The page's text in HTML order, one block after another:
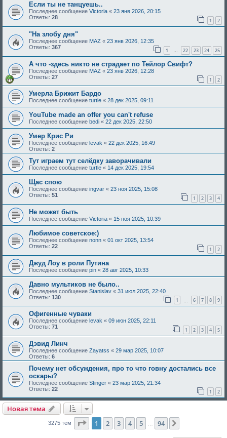
Если ты нe танцуешь..
Последнее сообщение Victoria « 23 янв 2026, 20:15
Ответы: 28 1 2
"На злобу дня"
Последнее сообщение MAZ « 23 янв 2026, 12:35
Ответы: 367 1 … 22 23 24 25
А что -здесь никто не страдает по Тейлор Свифт?
Последнее сообщение MAZ « 23 янв 2026, 12:28
Ответы: 27 1 2
Умерла Брижит Бардо
Последнее сообщение turtle « 28 дек 2025, 09:11
YouTube made an offer you can't refuse
Последнее сообщение bedi « 22 дек 2025, 22:50
Умер Крис Ри
Последнее сообщение levak « 22 дек 2025, 16:49
Ответы: 2
Тут играем тут селёдку заворачивали
Последнее сообщение turtle « 14 дек 2025, 19:54
Щас спою
Последнее сообщение ingvar « 23 ноя 2025, 15:08
Ответы: 51 1 2 3 4
Не может быть
Последнее сообщение Victoria « 15 ноя 2025, 10:39
Любимое советское:)
Последнее сообщение nonn « 01 окт 2025, 13:54
Ответы: 22 1 2
Джуд Лоу в роли Путина
Последнее сообщение pin « 28 авг 2025, 10:33
Давно мультиков не было..
Последнее сообщение Stanislav « 31 июл 2025, 22:40
Ответы: 130 1 6 7 8 9
Офигенные чуваки
Последнее сообщение levak « 09 июн 2025, 22:11
Ответы: 71 1 2 3 4 5
Дэвид Линч
Последнее сообщение Zayatss « 29 мар 2025, 10:07
Ответы: 6
Почему нет обсуждения, про то что говну достались все
оскары?
Последнее сообщение Stinger « 23 мар 2025, 21:34
Ответы: 22 1 2
Новая тема
3275 тем Страница из 94
1 2 3 4 5 … 94